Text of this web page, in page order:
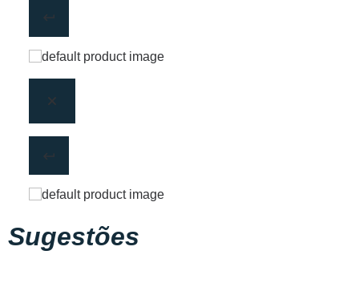
Sugestões